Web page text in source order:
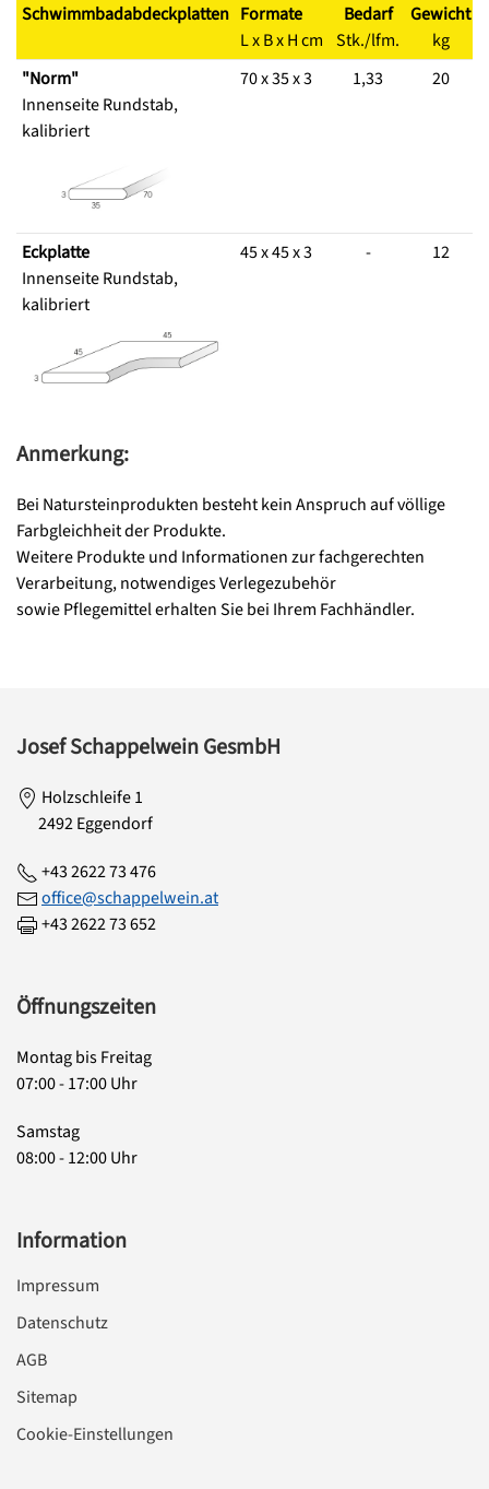
Schwimmbadabdeckplatten Formate
L x B x H cm
Bedarf
Stk./lfm.
Gewicht
kg
"Norm"
Innenseite Rundstab,
kalibriert
70 x 35 x 3 1,33 20
Eckplatte
Innenseite Rundstab,
kalibriert
45 x 45 x 3 - 12
Anmerkung:
Bei Natursteinprodukten besteht kein Anspruch auf völlige
Farbgleichheit der Produkte.
Weitere Produkte und Informationen zur fachgerechten
Verarbeitung, notwendiges Verlegezubehör
sowie Pflegemittel erhalten Sie bei Ihrem Fachhändler.
Josef Schappelwein GesmbH
Holzschleife 1
2492 Eggendorf
+43 2622 73 476
office@schappelwein.at
+43 2622 73 652
Öffnungszeiten
Montag bis Freitag
07:00 - 17:00 Uhr
Samstag
08:00 - 12:00 Uhr
Information
Impressum
Datenschutz
AGB
Sitemap
Cookie-Einstellungen